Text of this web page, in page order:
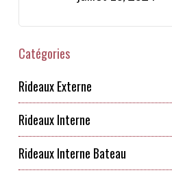
Catégories
Rideaux Externe
Rideaux Interne
Rideaux Interne Bateau